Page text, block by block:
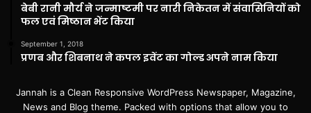
बेबी रानी मौर्य ने जन्माष्टमी पर नारी निकेतन में संवासिनियों को
फल एवं मिष्ठान भेंट किया
September 1, 2018
प्रणब और शिबनाथ ने कपल इवेंट का गोल्ड अपने नाम किया
Jannah is a Clean Responsive WordPress Newspaper, Magazine,
News and Blog theme. Packed with options that allow you to